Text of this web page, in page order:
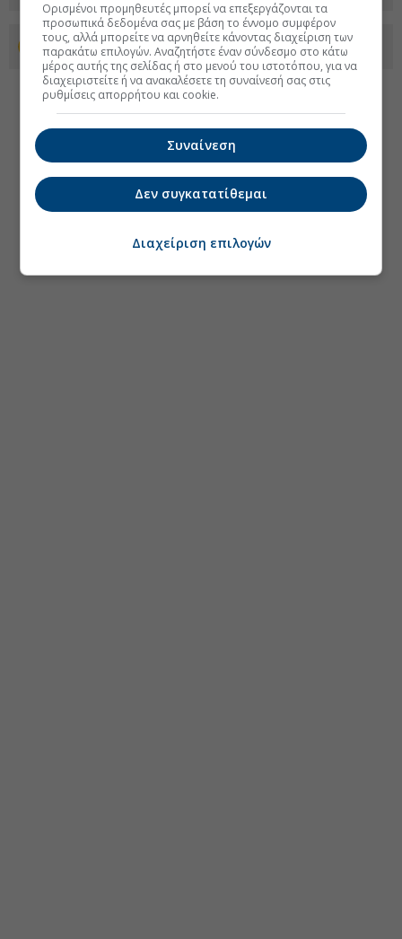
Προσθέστε το euro2day.gr στο Discover
Ορισμένοι προμηθευτές μπορεί να επεξεργάζονται τα
προσωπικά δεδομένα σας με βάση το έννομο συμφέρον
τους, αλλά μπορείτε να αρνηθείτε κάνοντας διαχείριση των
παρακάτω επιλογών. Αναζητήστε έναν σύνδεσμο στο κάτω
μέρος αυτής της σελίδας ή στο μενού του ιστοτόπου, για να
διαχειριστείτε ή να ανακαλέσετε τη συναίνεσή σας στις
ρυθμίσεις απορρήτου και cookie.
Συναίνεση
Δεν συγκατατίθεμαι
Διαχείριση επιλογών